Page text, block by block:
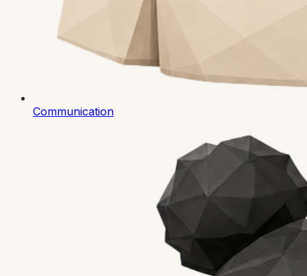
Communication